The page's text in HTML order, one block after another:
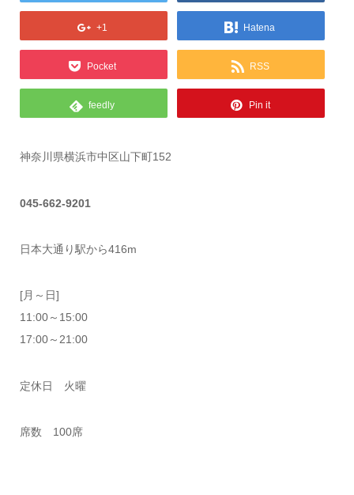
+1 Hatena
Pocket RSS
feedly Pin it
神奈川県横浜市中区山下町152
045-662-9201
日本大通り駅から416m
[月～日]
11:00～15:00
17:00～21:00
定休日 火曜
席数 100席